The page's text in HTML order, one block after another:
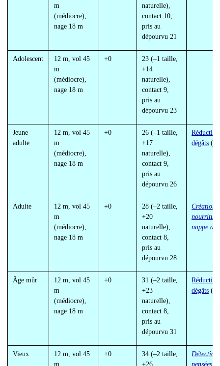
m
(médiocre),
nage 18 m
naturelle),
contact 10,
pris au
dépourvu 21
Adolescent
12 m, vol 45
m
(médiocre),
nage 18 m
+0 23 (–1 taille,
+14
naturelle),
contact 9,
pris au
dépourvu 23
Jeune
adulte
12 m, vol 45
m
(médiocre),
nage 18 m
+0 26 (–1 taille,
+17
naturelle),
contact 9,
pris au
dépourvu 26
dégâts (5/
Adulte
12 m, vol 45
m
(médiocre),
nage 18 m
+0 28 (–2 taille,
+20
naturelle),
contact 8,
pris au
dépourvu 28
Création
nourriture
nappe de
Âge mûr
12 m, vol 45
m
(médiocre),
nage 18 m
+0 31 (–2 taille,
+23
naturelle),
contact 8,
pris au
dépourvu 31
dégâts
Vieux
12 m, vol 45
m
+0 34 (–2 taille,
+26
Détection
pensées